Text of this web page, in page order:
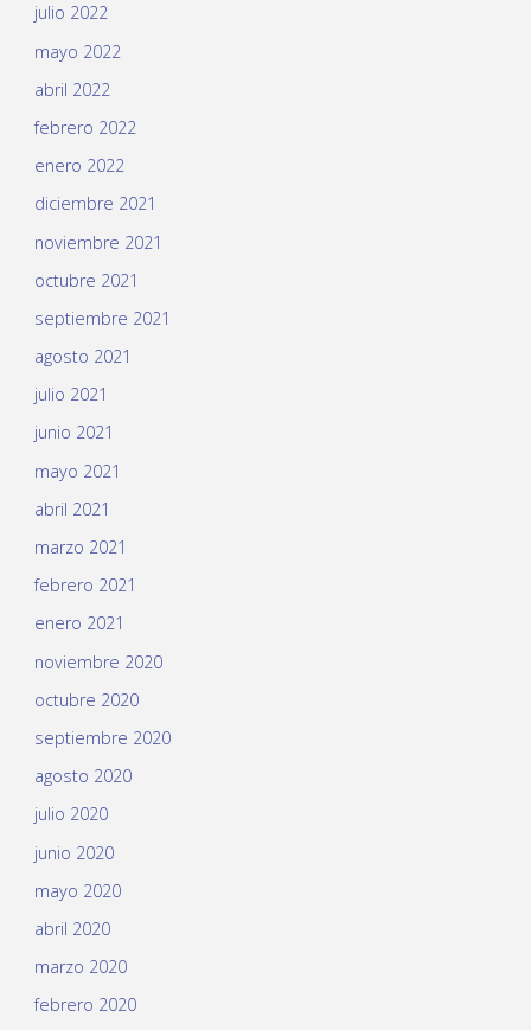
julio 2022
mayo 2022
abril 2022
febrero 2022
enero 2022
diciembre 2021
noviembre 2021
octubre 2021
septiembre 2021
agosto 2021
julio 2021
junio 2021
mayo 2021
abril 2021
marzo 2021
febrero 2021
enero 2021
noviembre 2020
octubre 2020
septiembre 2020
agosto 2020
julio 2020
junio 2020
mayo 2020
abril 2020
marzo 2020
febrero 2020